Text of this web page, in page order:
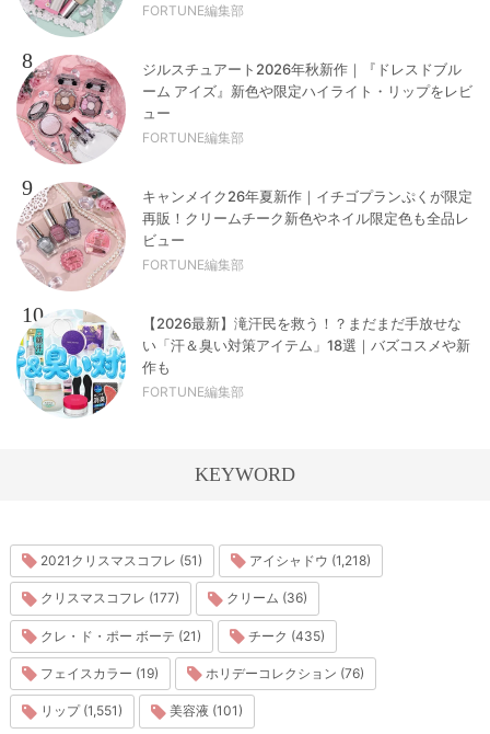
FORTUNE編集部
8
ジルスチュアート2026年秋新作｜『ドレスドブル
ーム アイズ』新色や限定ハイライト・リップをレビ
ュー
FORTUNE編集部
9
キャンメイク26年夏新作｜イチゴプランぷくが限定
再販！クリームチーク新色やネイル限定色も全品レ
ビュー
FORTUNE編集部
10
【2026最新】滝汗民を救う！？まだまだ手放せな
い「汗＆臭い対策アイテム」18選｜バズコスメや新
作も
FORTUNE編集部
KEYWORD
2021クリスマスコフレ (51) アイシャドウ (1,218)
クリスマスコフレ (177) クリーム (36)
クレ・ド・ポー ボーテ (21) チーク (435)
フェイスカラー (19) ホリデーコレクション (76)
リップ (1,551) 美容液 (101)